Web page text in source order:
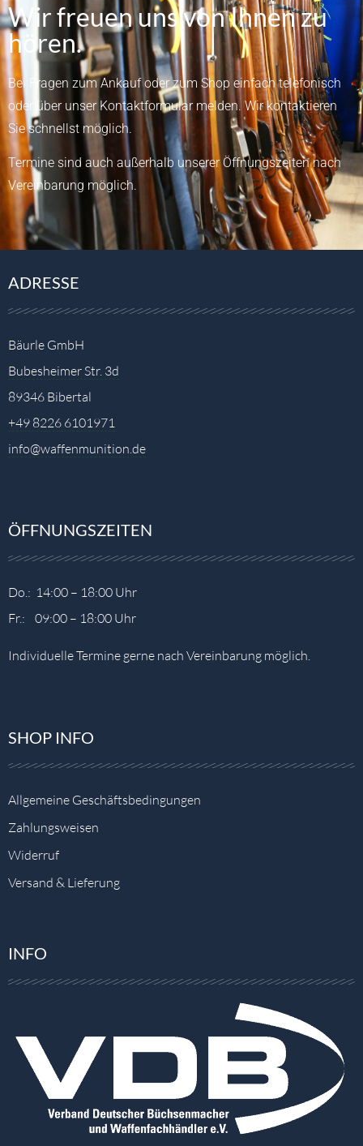
Wir freuen uns von Ihnen zu
hören.
Bei Fragen zum Ankauf oder zum Shop einfach telefonisch
oder über unser Kontaktformularmelden.Wir kontaktieren
Sie schnellst möglich.
Termine sind auch außerhalb unserer Öffnungszeiten nach
Vereinbarung möglich.
ADRESSE
Bäurle GmbH
Bubesheimer Str. 3d
89346 Bibertal
+49 8226 6101971
info@waffenmunition.de
ÖFFNUNGSZEITEN
Do.: 14:00 – 18:00 Uhr
Fr.: 09:00 – 18:00 Uhr
Individuelle Termine gerne nach Vereinbarung möglich.
SHOP INFO
Allgemeine Geschäftsbedingungen
Zahlungsweisen
Widerruf
Versand & Lieferung
INFO